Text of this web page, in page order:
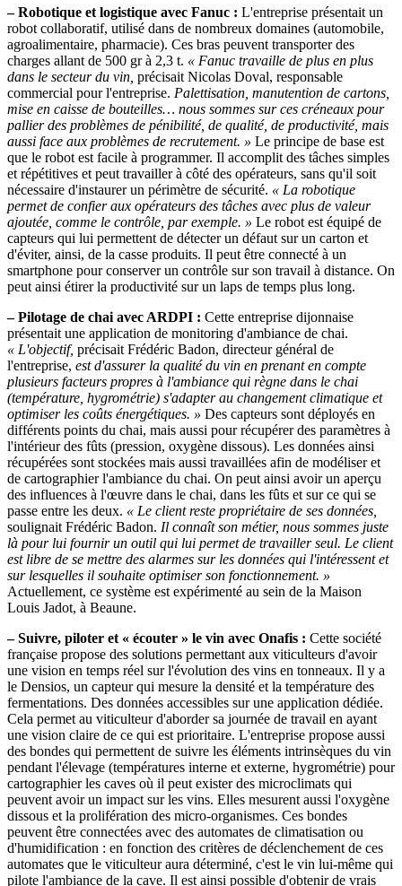
– Robotique et logistique avec Fanuc : L'entreprise présentait un
robot collaboratif, utilisé dans de nombreux domaines (automobile,
agroalimentaire, pharmacie). Ces bras peuvent transporter des
charges allant de 500 gr à 2,3 t. « Fanuc travaille de plus en plus
dans le secteur du vin, précisait Nicolas Doval, responsable
commercial pour l'entreprise. Palettisation, manutention de cartons,
mise en caisse de bouteilles… nous sommes sur ces créneaux pour
pallier des problèmes de pénibilité, de qualité, de productivité, mais
aussi face aux problèmes de recrutement. » Le principe de base est
que le robot est facile à programmer. Il accomplit des tâches simples
et répétitives et peut travailler à côté des opérateurs, sans qu'il soit
nécessaire d'instaurer un périmètre de sécurité. « La robotique
permet de confier aux opérateurs des tâches avec plus de valeur
ajoutée, comme le contrôle, par exemple. » Le robot est équipé de
capteurs qui lui permettent de détecter un défaut sur un carton et
d'éviter, ainsi, de la casse produits. Il peut être connecté à un
smartphone pour conserver un contrôle sur son travail à distance. On
peut ainsi étirer la productivité sur un laps de temps plus long.
– Pilotage de chai avec ARDPI : Cette entreprise dijonnaise
présentait une application de monitoring d'ambiance de chai.
« L'objectif, précisait Frédéric Badon, directeur général de
l'entreprise, est d'assurer la qualité du vin en prenant en compte
plusieurs facteurs propres à l'ambiance qui règne dans le chai
(température, hygrométrie) s'adapter au changement climatique et
optimiser les coûts énergétiques. » Des capteurs sont déployés en
différents points du chai, mais aussi pour récupérer des paramètres à
l'intérieur des fûts (pression, oxygène dissous). Les données ainsi
récupérées sont stockées mais aussi travaillées afin de modéliser et
de cartographier l'ambiance du chai. On peut ainsi avoir un aperçu
des influences à l'œuvre dans le chai, dans les fûts et sur ce qui se
passe entre les deux. « Le client reste propriétaire de ses données,
soulignait Frédéric Badon. Il connaît son métier, nous sommes juste
là pour lui fournir un outil qui lui permet de travailler seul. Le client
est libre de se mettre des alarmes sur les données qui l'intéressent et
sur lesquelles il souhaite optimiser son fonctionnement. »
Actuellement, ce système est expérimenté au sein de la Maison
Louis Jadot, à Beaune.
– Suivre, piloter et « écouter » le vin avec Onafis : Cette société
française propose des solutions permettant aux viticulteurs d'avoir
une vision en temps réel sur l'évolution des vins en tonneaux. Il y a
le Densios, un capteur qui mesure la densité et la température des
fermentations. Des données accessibles sur une application dédiée.
Cela permet au viticulteur d'aborder sa journée de travail en ayant
une vision claire de ce qui est prioritaire. L'entreprise propose aussi
des bondes qui permettent de suivre les éléments intrinsèques du vin
pendant l'élevage (températures interne et externe, hygrométrie) pour
cartographier les caves où il peut exister des microclimats qui
peuvent avoir un impact sur les vins. Elles mesurent aussi l'oxygène
dissous et la prolifération des micro-organismes. Ces bondes
peuvent être connectées avec des automates de climatisation ou
d'humidification : en fonction des critères de déclenchement de ces
automates que le viticulteur aura déterminé, c'est le vin lui-même qui
pilote l'ambiance de la cave. Il est ainsi possible d'obtenir de vrais